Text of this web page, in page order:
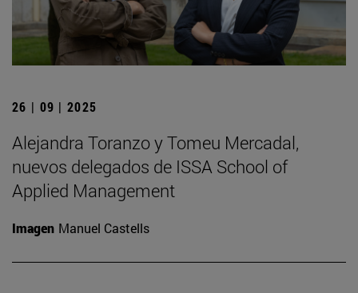
26 | 09 | 2025
Alejandra Toranzo y Tomeu Mercadal,
nuevos delegados de ISSA School of
Applied Management
Imagen Manuel Castells